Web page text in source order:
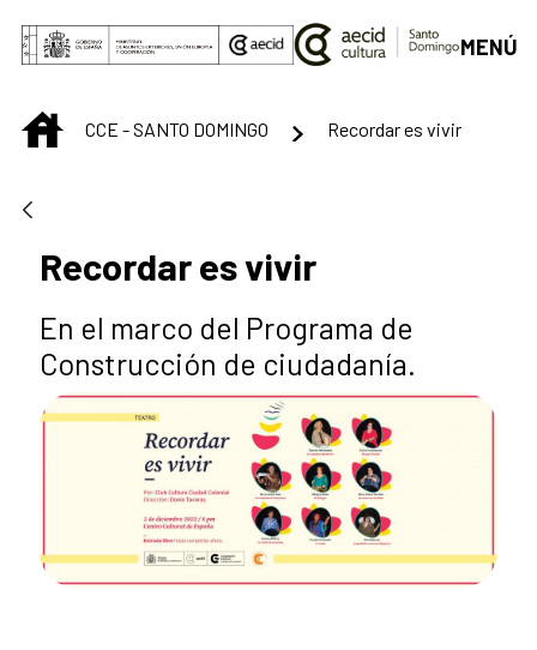
Saltar al contenido principal
MENÚ
INICIOCCE - SANTO DOMINGO Recordar es vivir
Recordar es vivir
En el marco del Programa de
Construcción de ciudadanía.